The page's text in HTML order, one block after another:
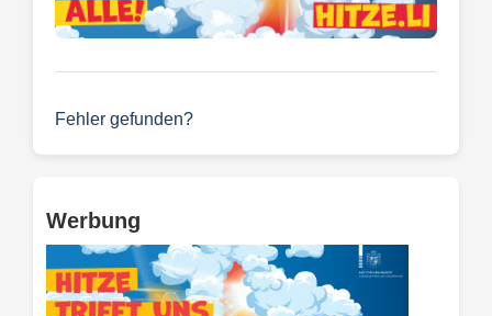
Fehler gefunden?
Werbung